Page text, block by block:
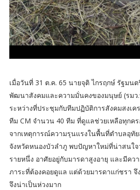
เมื่อวันที่ 31 ต.ค. 65 นายจุติ ไกรฤกษ์ รัฐมน
พัฒนาสังคมและความมั่นคงของมนุษย์ (รมว.
ระหว่างที่ประชุมกับทีมปฏิบัติการสังคมสงเค
ทีม CM จำนวน 40 ทีม ที่ดูแลช่วยเหลือทุกค
จากเหตุการณ์ความรุนแรงในพื้นที่ตำบลอุทัย
จังหวัดหนองบัวลำภู พบปัญหาใหม่ที่น่าสนใจ
รายหนึ่ง อาศัยอยู่กับมารดาสูงอายุ และมีคว
ภาระที่ต้องคอยดูแล แต่ด้วยมารดาแก่ชรา จึ
จึงน่าเป็นห่วงมาก